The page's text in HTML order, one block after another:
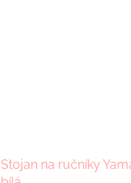
Stojan na ručníky